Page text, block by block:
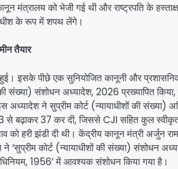
मंत्रालय को भेजी गई थी और राष्ट्रपति के
के रूप में शपथ लेंगे।
तैयार
इसके पीछे एक सुनियोजित कानूनी और
की संख्या) संशोधन अध्यादेश, 2026 प्रख्यापित
अध्यादेश ने सुप्रीम कोर्ट (न्यायाधीशों की
से बढ़ाकर 37 कर दी, जिससे CJI सहित कुल
को हरी झंडी दी थी। केंद्रीय कानून मंत्री अर्जुन
ने ‘सुप्रीम कोर्ट (न्यायाधीशों की संख्या) संशोधन
1956’ में आवश्यक संशोधन किया गया है।